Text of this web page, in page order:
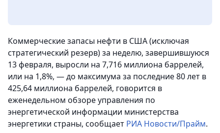
Коммерческие запасы нефти в США (исключая
стратегический резерв) за неделю, завершившуюся
13 февраля, выросли на 7,716 миллиона баррелей,
или на 1,8%, — до максимума за последние 80 лет в
425,64 миллиона баррелей, говорится в
еженедельном обзоре управления по
энергетической информации министерства
энергетики страны, сообщает РИА Новости/Прайм.